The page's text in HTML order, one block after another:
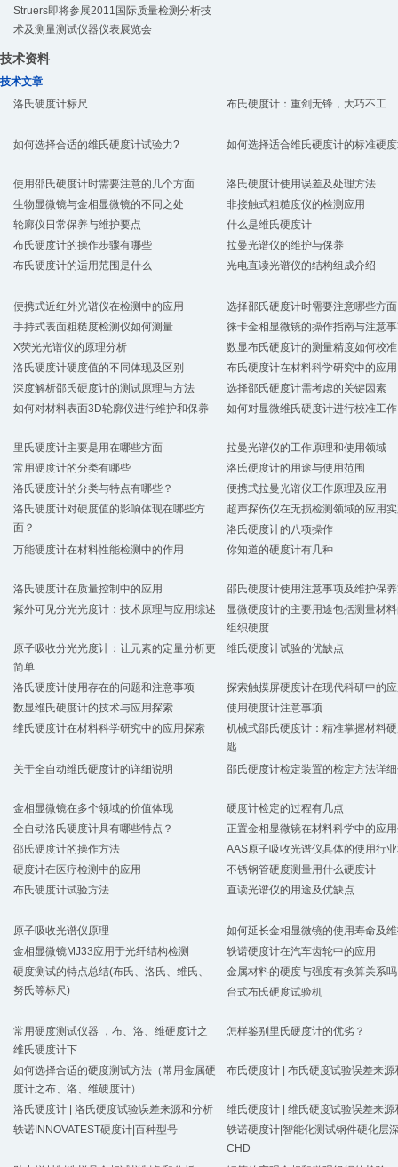
Struers即将参展2011国际质量检测分析技
术及测量测试仪器仪表展览会
技术资料
技术文章
洛氏硬度计标尺
布氏硬度计：重剑无锋，大巧不工
如何选择合适的维氏硬度计试验力? 如何选择适合维氏硬度计的标准硬
使用邵氏硬度计时需要注意的几个方面
洛氏硬度计使用误差及处理方法
生物显微镜与金相显微镜的不同之处
非接触式粗糙度仪的检测应用
轮廓仪日常保养与维护要点
什么是维氏硬度计
布氏硬度计的操作步骤有哪些
拉曼光谱仪的维护与保养
布氏硬度计的适用范围是什么
光电直读光谱仪的结构组成介绍
便携式近红外光谱仪在检测中的应用
选择邵氏硬度计时需要注意哪些方面
手持式表面粗糙度检测仪如何测量
徕卡金相显微镜的操作指南与注意
X荧光光谱仪的原理分析
数显布氏硬度计的测量精度如何校准
洛氏硬度计硬度值的不同体现及区别
布氏硬度计在材料科学研究中的应用
深度解析邵氏硬度计的测试原理与方法
选择邵氏硬度计需考虑的关键因素
如何对材料表面3D轮廓仪进行维护和保养
如何对显微维氏硬度计进行校准工作
里氏硬度计主要是用在哪些方面
拉曼光谱仪的工作原理和使用领域
常用硬度计的分类有哪些
洛氏硬度计的用途与使用范围
洛氏硬度计的分类与特点有哪些？
便携式拉曼光谱仪工作原理及应用
洛氏硬度计对硬度值的影响体现在哪些方
面？
超声探伤仪在无损检测领域的应用
洛氏硬度计的八项操作
万能硬度计在材料性能检测中的作用
你知道的硬度计有几种
洛氏硬度计在质量控制中的应用
邵氏硬度计使用注意事项及维护保
紫外可见分光光度计：技术原理与应用综述
显微硬度计的主要用途包括测量材
组织硬度
原子吸收分光光度计：让元素的定量分析更
简单
维氏硬度计试验的优缺点
洛氏硬度计使用存在的问题和注意事项
探索触摸屏硬度计在现代科研中的
数显维氏硬度计的技术与应用探索
使用硬度计注意事项
维氏硬度计在材料科学研究中的应用探索
机械式邵氏硬度计：精准掌握材料
匙
关于全自动维氏硬度计的详细说明
邵氏硬度计检定装置的检定方法详
金相显微镜在多个领域的价值体现
硬度计检定的过程有几点
全自动洛氏硬度计具有哪些特点？
正置金相显微镜在材料科学中的应
邵氏硬度计的操作方法
AAS原子吸收光谱仪具体的使用行
硬度计在医疗检测中的应用
不锈钢管硬度测量用什么硬度计
布氏硬度计试验方法
直读光谱仪的用途及优缺点
原子吸收光谱仪原理
如何延长金相显微镜的使用寿命及
金相显微镜MJ33应用于光纤结构检测
轶诺硬度计在汽车齿轮中的应用
硬度测试的特点总结(布氏​、洛氏​、维氏​、
努氏等标尺)
金属材料的硬度与强度有换算关系
台式布氏硬度试验机
常用硬度测试仪器 ，布、洛、维硬度计之
维氏硬度计下
怎样鉴别里氏硬度计的优劣？
如何选择合适的硬度测试方法（常用金属硬
度计之布、洛、维硬度计）
布氏硬度计 | 布氏硬度试验误差来源
洛氏硬度计 | 洛氏硬度试验误差来源和分析
维氏硬度计 | 维氏硬度试验误差来源
轶诺INNOVATEST硬度计|百种型号
轶诺硬度计|智能化测试钢件硬化层
CHD